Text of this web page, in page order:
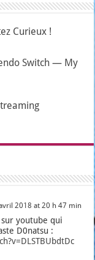
Curieux !
Switch — My
2018 at 20 h 47 min
you­tube qui
D0natsu :